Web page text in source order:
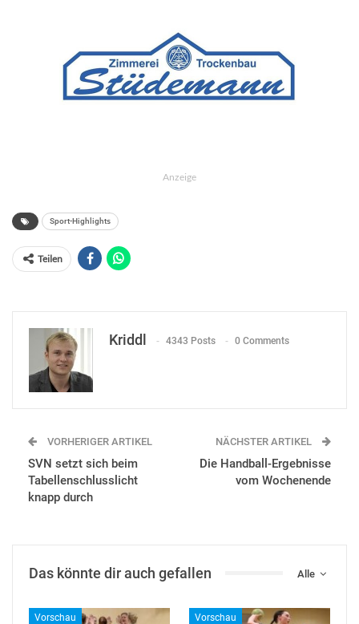
Anzeige
Sport-Highlights
Teilen
Kriddl 4343 Posts 0 Comments
VORHERIGER ARTIKEL
SVN setzt sich beim
Tabellenschlusslicht
knapp durch
NÄCHSTER ARTIKEL
Die Handball-Ergebnisse
vom Wochenende
Alle
Das könnte dir auch gefallen
Vorschau Vorschau